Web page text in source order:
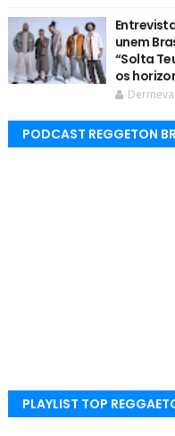
unem
“Solta
os
PODCAST REGGETON
PLAYLIST TOP